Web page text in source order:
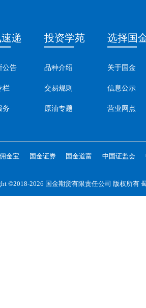
递
公告
栏
务
投资学苑
品种介绍
交易规则
原油专题
选择国
关于国金
信息公示
营业网点
佣金宝 国金证券 国金道富 中国证监会
©2018-2026 国金期货有限责任公司 版权所有